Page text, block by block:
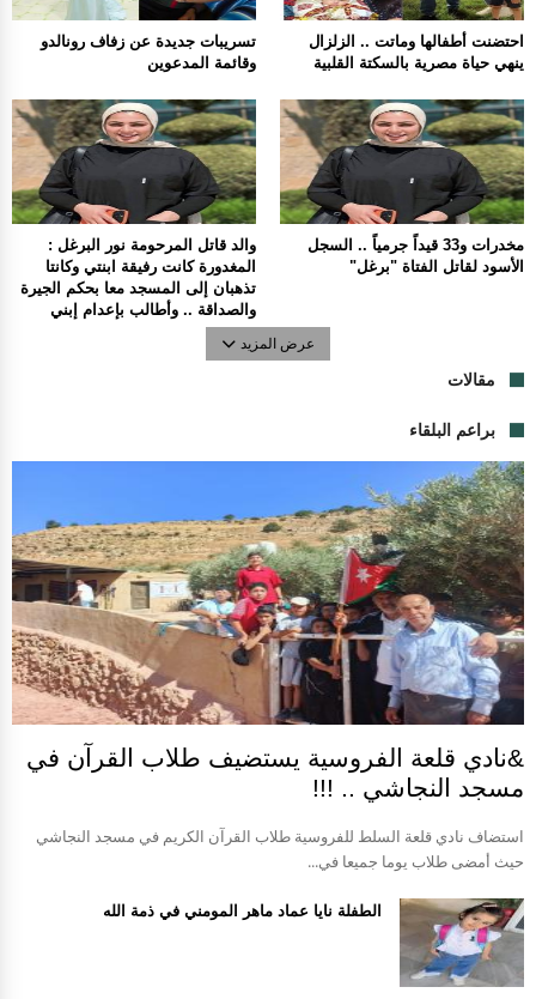
تسريبات جديدة عن زفاف رونالدو
وقائمة المدعوين
احتضنت أطفالها وماتت .. الزلزال
ينهي حياة مصرية بالسكتة القلبية
والد قاتل المرحومة نور البرغل :
المغدورة كانت رفيقة ابنتي وكانتا
تذهبان إلى المسجد معا بحكم الجيرة
والصداقة .. وأطالب بإعدام إبني
مخدرات و33 قيداً جرمياً .. السجل
الأسود لقاتل الفتاة "برغل"
عرض المزيد
مقالات
براعم البلقاء
&نادي قلعة الفروسية يستضيف طلاب القرآن في
مسجد النجاشي .. !!!
استضاف نادي قلعة السلط للفروسية طلاب القرآن الكريم في مسجد النجاشي
حيث أمضى طلاب يوما جميعا في...
الطفلة نايا عماد ماهر المومني في ذمة الله